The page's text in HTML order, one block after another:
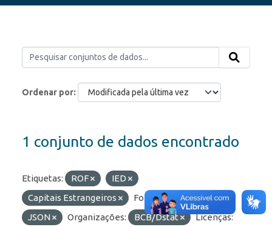
Ordenar por
1 conjunto de dados encontrado
Etiquetas: ROF
IED
Capitais Estrangeiros
Formatos:
API
JSON
Organizações: BCB/Dstat
Licenças: